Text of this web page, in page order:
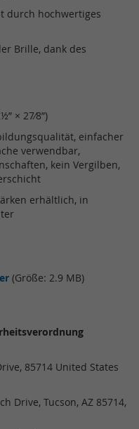
durch hochwertiges
Brille, dank des
× 27⁄8”)
einfacher
verwendbar,
kein Vergilben,
erhältlich, in
(Größe: 2.9 MB)
85714 United States
Drive, Tucson, AZ 85714,